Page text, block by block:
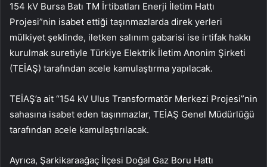
154 kV Bursa Batı TM İrtibatları Enerji İletim Hattı
Projesi”nin isabet ettiği taşınmazlarda direk yerleri
mülkiyet şeklinde, iletken salınım gabarisi ise irtifak hakkı
kurulmak suretiyle Türkiye Elektrik İletim Anonim Şirketi
(TEİAŞ) tarafından acele kamulaştırma yapılacak.
TEİAŞ’a ait “154 kV Ulus Transformatör Merkezi Projesi”nin
sahasına isabet eden taşınmazlar, TEİAŞ Genel Müdürlüğü
tarafından acele kamulaştırılacak.
Ayrıca, Şarkikaraağaç İlçesi Doğal Gaz Boru Hattı